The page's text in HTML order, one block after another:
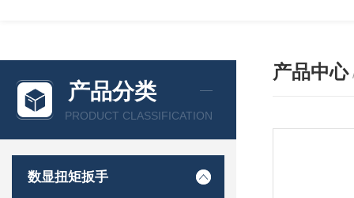
产品分类
PRODUCT CLASSIFICATION
数显扭矩扳手
产品中心